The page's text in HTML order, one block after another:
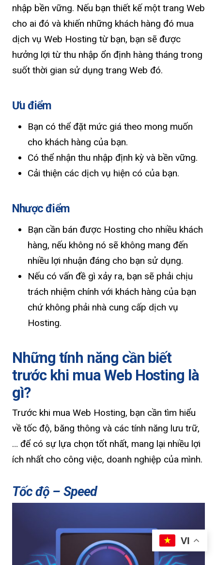
nhập bền vững. Nếu bạn thiết kế một trang Web
cho ai đó và khiến những khách hàng đó mua
dịch vụ Web Hosting từ bạn, bạn sẽ được
hưởng lợi từ thu nhập ổn định hàng tháng trong
suốt thời gian sử dụng trang Web đó.
Ưu điểm
Bạn có thể đặt mức giá theo mong muốn
cho khách hàng của bạn.
Có thể nhận thu nhập định kỳ và bền vững.
Cải thiện các dịch vụ hiện có của bạn.
Nhược điểm
Bạn cần bán được Hosting cho nhiều khách
hàng, nếu không nó sẽ không mang đến
nhiều lợi nhuận đáng cho bạn sử dụng.
Nếu có vấn đề gì xảy ra, bạn sẽ phải chịu
trách nhiệm chính với khách hàng của bạn
chứ không phải nhà cung cấp dịch vụ
Hosting.
Những tính năng cần biết
trước khi mua Web Hosting là
gì?
Trước khi mua Web Hosting, bạn cần tìm hiểu
về tốc độ, băng thông và các tính năng lưu trữ,
… để có sự lựa chọn tốt nhất, mang lại nhiều lợi
ích nhất cho công việc, doanh nghiệp của mình.
Tốc độ – Speed
VI